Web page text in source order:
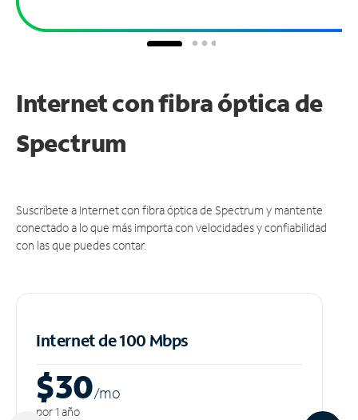
Internet con fibra óptica de
Spectrum
Suscríbete a Internet con fibra óptica de Spectrum y mantente
conectado a lo que más importa con velocidades y confiabilidad
con las que puedes contar.
Internet de 100 Mbps
$30/mo
por 1 año